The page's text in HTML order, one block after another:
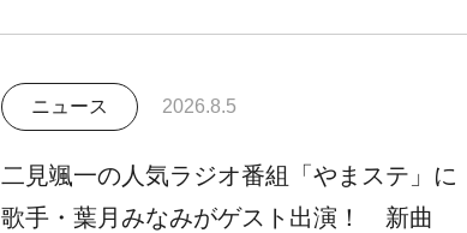
ニュース 2026.8.5
二見颯一の人気ラジオ番組「やまステ」に
歌手・葉月みなみがゲスト出演！ 新曲